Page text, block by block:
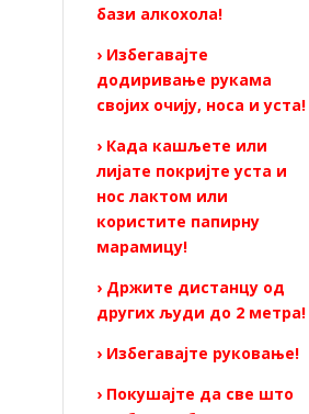
бази алкохола!
› Избегавајте
додиривање рукама
својих очију, носа и уста!
› Када кашљете или
лијате покријте уста и
нос лактом или
користите папирну
марамицу!
› Држите дистанцу од
других људи до 2 метра!
› Избегавајте руковање!
› Покушајте да све што